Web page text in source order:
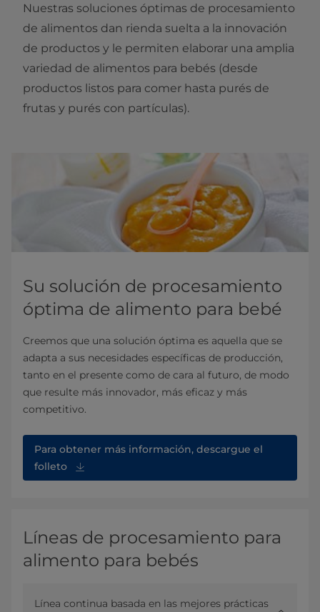
Nuestras soluciones óptimas de procesamiento
de alimentos dan rienda suelta a la innovación
de productos y le permiten elaborar una amplia
variedad de alimentos para bebés (desde
productos listos para comer hasta purés de
frutas y purés con partículas).
Su solución de procesamiento
óptima de alimento para bebé
Creemos que una solución óptima es aquella que se
adapta a sus necesidades específicas de producción,
tanto en el presente como de cara al futuro, de modo
que resulte más innovador, más eficaz y más
competitivo.
Para obtener más información, descargue el
folleto⁠
Líneas de procesamiento para
alimento para bebés
Línea continua basada en las mejores prácticas